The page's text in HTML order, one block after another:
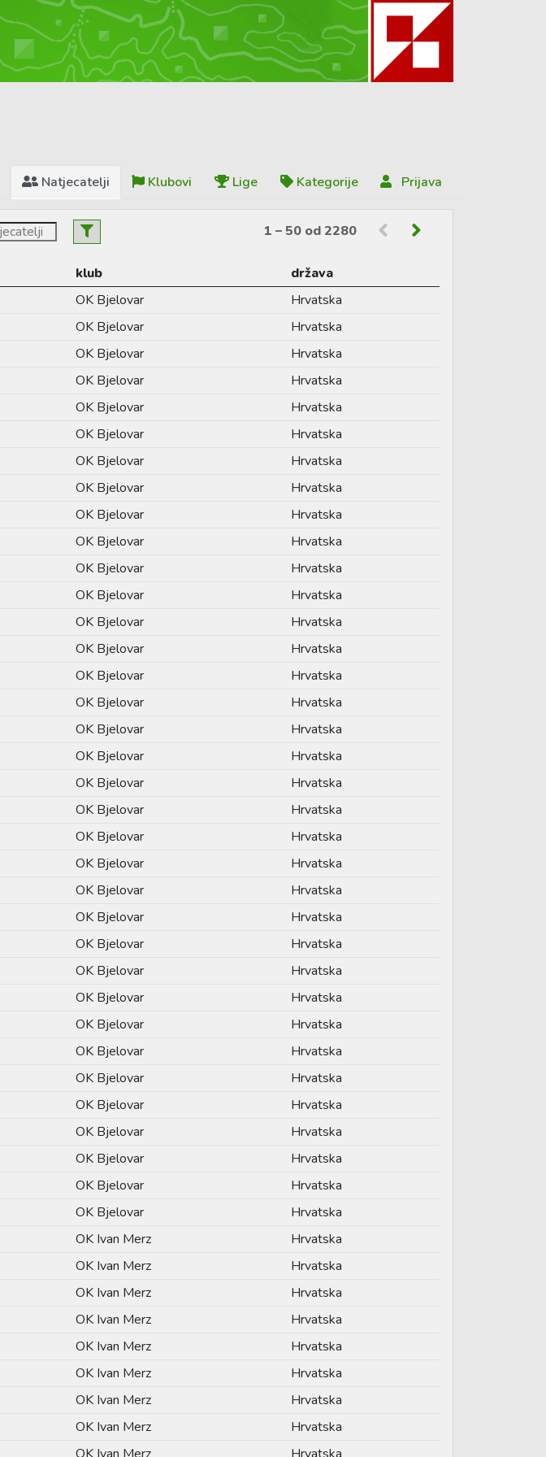
Natjecatelji Klubovi Lige Kategorije Prijava
1 – 50 od 2280
klub
država
OK Bjelovar
Hrvatska
OK Bjelovar
Hrvatska
OK Bjelovar
Hrvatska
OK Bjelovar
Hrvatska
OK Bjelovar
Hrvatska
OK Bjelovar
Hrvatska
OK Bjelovar
Hrvatska
OK Bjelovar
Hrvatska
OK Bjelovar
Hrvatska
OK Bjelovar
Hrvatska
OK Bjelovar
Hrvatska
OK Bjelovar
Hrvatska
OK Bjelovar
Hrvatska
OK Bjelovar
Hrvatska
OK Bjelovar
Hrvatska
OK Bjelovar
Hrvatska
OK Bjelovar
Hrvatska
OK Bjelovar
Hrvatska
OK Bjelovar
Hrvatska
OK Bjelovar
Hrvatska
OK Bjelovar
Hrvatska
OK Bjelovar
Hrvatska
OK Bjelovar
Hrvatska
OK Bjelovar
Hrvatska
OK Bjelovar
Hrvatska
OK Bjelovar
Hrvatska
OK Bjelovar
Hrvatska
OK Bjelovar
Hrvatska
OK Bjelovar
Hrvatska
OK Bjelovar
Hrvatska
OK Bjelovar
Hrvatska
OK Bjelovar
Hrvatska
OK Bjelovar
Hrvatska
OK Bjelovar
Hrvatska
OK Bjelovar
Hrvatska
OK Ivan Merz
Hrvatska
OK Ivan Merz
Hrvatska
OK Ivan Merz
Hrvatska
OK Ivan Merz
Hrvatska
OK Ivan Merz
Hrvatska
OK Ivan Merz
Hrvatska
OK Ivan Merz
Hrvatska
OK Ivan Merz
Hrvatska
OK Ivan Merz Hrvatska